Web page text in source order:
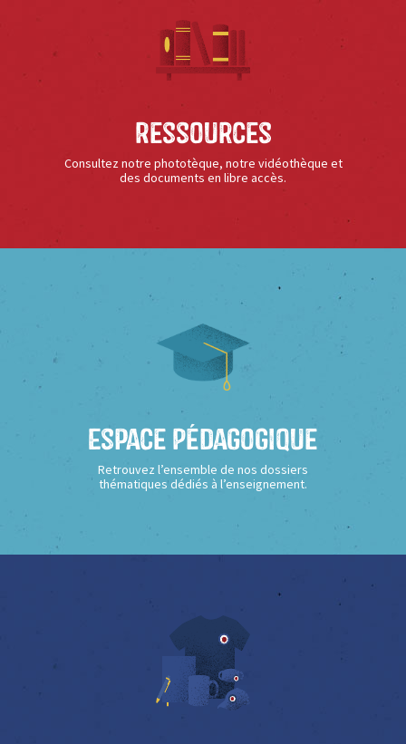
Ressources
Consultez notre phototèque, notre vidéothèque et
des documents en libre accès.
Espace Pédagogique
Retrouvez l’ensemble de nos dossiers
thématiques dédiés à l’enseignement.